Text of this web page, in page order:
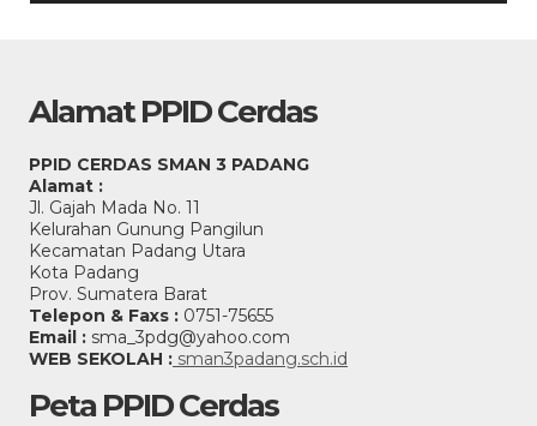
Alamat PPID Cerdas
PPID CERDAS SMAN 3 PADANG
Alamat :
Jl. Gajah Mada No. 11
Kelurahan Gunung Pangilun
Kecamatan Padang Utara
Kota Padang
Prov. Sumatera Barat
Telepon & Faxs : 0751-75655
Email : sma_3pdg@yahoo.com
WEB SEKOLAH : sman3padang.sch.id
Peta PPID Cerdas